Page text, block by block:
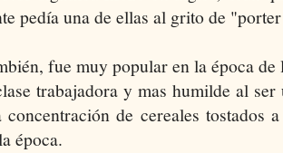
pedía una de ellas al grito de
fue muy popular en la época
trabajadora y mas humilde al
concentración de cereales tostados
época.